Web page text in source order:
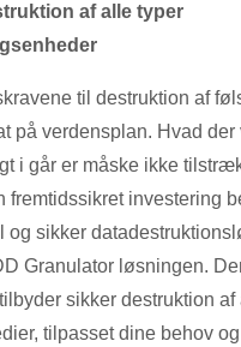
af alle typer
til destruktion af
på verdensplan. Hvad der
i går er måske ikke
fremtidssikret investering
og sikker
Granulator løsningen.
sikker destruktion af
tilpasset dine behov